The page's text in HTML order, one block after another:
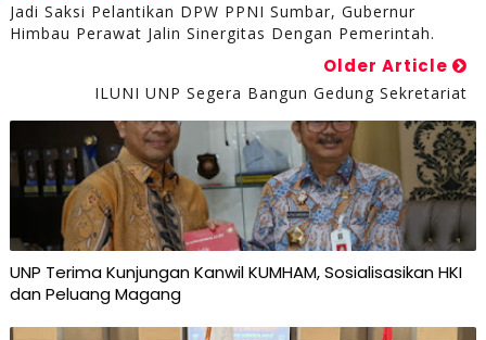
Jadi Saksi Pelantikan DPW PPNI Sumbar, Gubernur
Himbau Perawat Jalin Sinergitas Dengan Pemerintah.
Older Article
ILUNI UNP Segera Bangun Gedung Sekretariat
UNP Terima Kunjungan Kanwil KUMHAM, Sosialisasikan HKI
dan Peluang Magang